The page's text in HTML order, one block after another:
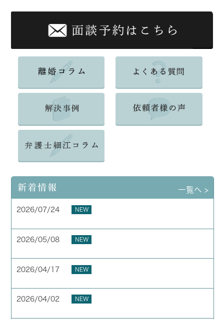
新着情報 一覧へ >
2026/07/24 NEW
2026/05/08 NEW
2026/04/17 NEW
2026/04/02 NEW